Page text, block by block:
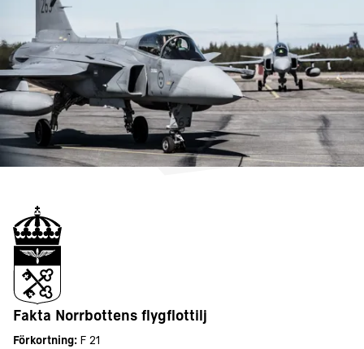
Fakta Norrbottens flygflottilj
Förkortning: F 21